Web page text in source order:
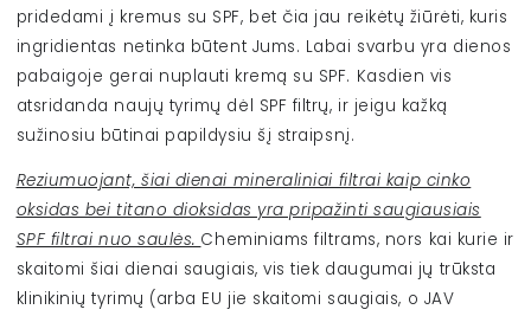
pridedami į kremus su SPF, bet čia jau reikėtų žiūrėti, kuris
ingridientas netinka būtent Jums. Labai svarbu yra dienos
pabaigoje gerai nuplauti kremą su SPF. Kasdien vis
atsridanda naujų tyrimų dėl SPF filtrų, ir jeigu kažką
sužinosiu būtinai papildysiu šį straipsnį.
Reziumuojant, šiai dienai mineraliniai filtrai kaip cinko
oksidas bei titano dioksidas yra pripažinti saugiausiais
SPF filtrai nuo saulės. Cheminiams filtrams, nors kai kurie ir
skaitomi šiai dienai saugiais, vis tiek daugumai jų trūksta
klinikinių tyrimų (arba EU jie skaitomi saugiais, o JAV